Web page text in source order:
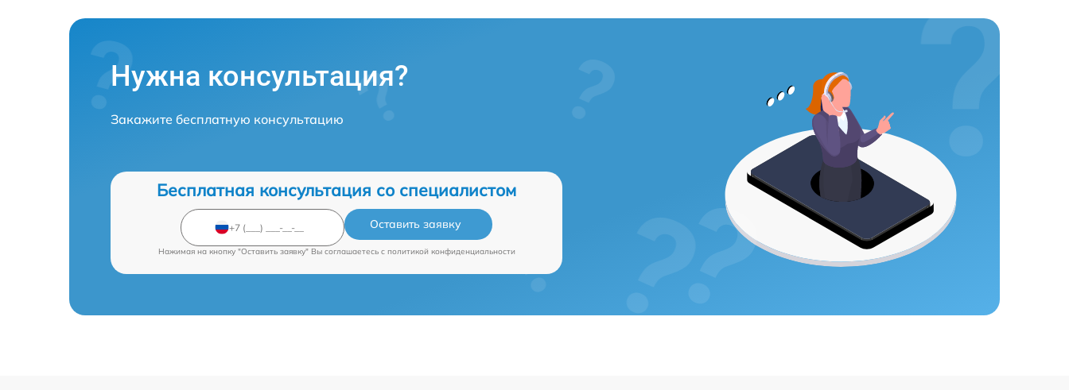
Нужна консультация?
Закажите бесплатную консультацию
Бесплатная консультация со специалистом
Оставить заявку
Нажимая на кнопку "Оставить заявку" Вы соглашаетесь c политикой конфиденциальности